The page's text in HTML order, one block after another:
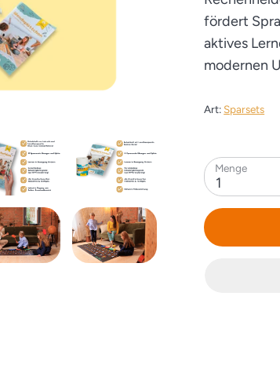
fördert
aktives
modernen
Art: Sparsets
Menge
1